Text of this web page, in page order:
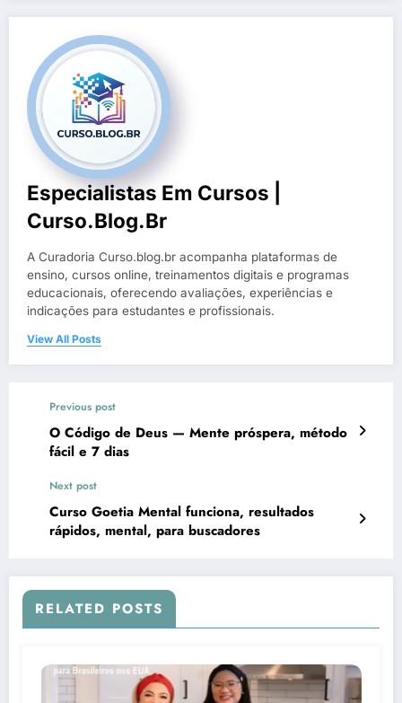
Especialistas Em Cursos |
Curso.blog.br
A Curadoria Curso.blog.br acompanha plataformas de
ensino, cursos online, treinamentos digitais e programas
educacionais, oferecendo avaliações, experiências e
indicações para estudantes e profissionais.
View All Posts
Previous post
O Código de Deus — Mente próspera, método
fácil e 7 dias
Next post
Curso Goetia Mental funciona, resultados
rápidos, mental, para buscadores
RELATED POSTS